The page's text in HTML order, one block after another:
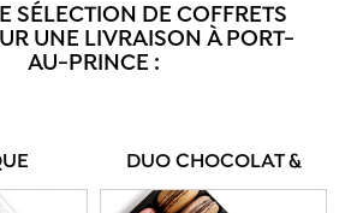
SÉLECTION DE COFFRETS
UNE LIVRAISON À PORT-
AU-PRINCE :
DUO CHOCOLAT &